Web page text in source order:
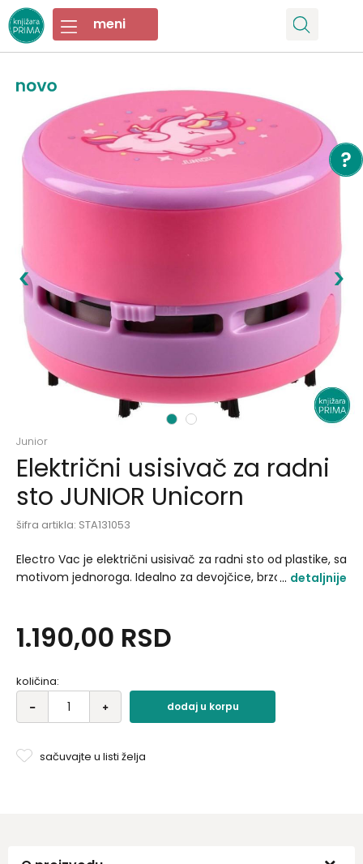
1 2
Junior
Električni usisivač za radni
sto JUNIOR Unicorn
šifra artikla: STA131053
Electro Vac je električni usisivač za radni sto od plastike, sa
motivom jednoroga. Idealno za devojčice, brzo uklanja
sto..
detaljnije
1.190,00 RSD
količina:
dodaj u korpu
sačuvajte u listi želja